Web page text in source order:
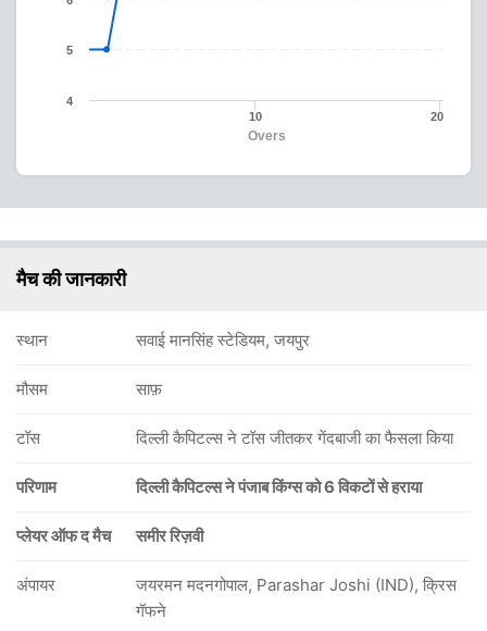
Overs
10 20
4
5
मैच की जानकारी
स्थान सवाई मानसिंह स्टेडियम, जयपुर
मौसम साफ़
टॉस दिल्ली कैपिटल्स ने टॉस जीतकर गेंदबाजी का फैसला किया
परिणाम दिल्ली कैपिटल्स ने पंजाब किंग्स को 6 विकटों से हराया
प्लेयर ऑफ द मैच समीर रिज़वी
अंपायर
जयरमन मदनगोपाल, Parashar Joshi (IND), क्रिस
गॅफने